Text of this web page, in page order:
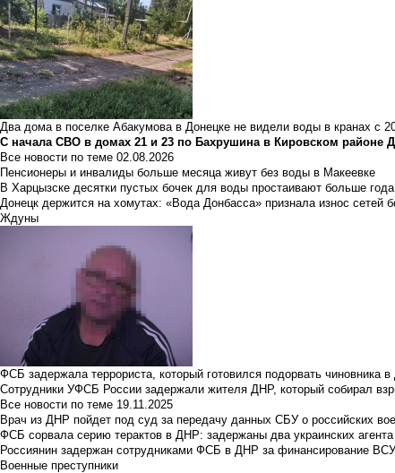
Два дома в поселке Абакумова в Донецке не видели воды в кранах с
С начала СВО в домах 21 и 23 по Бахрушина в Кировском районе
Все новости по теме 02.08.2026
Пенсионеры и инвалиды больше месяца живут без воды в Макеевке
В Харцызске десятки пустых бочек для воды простаивают больше года
Донецк держится на хомутах: «Вода Донбасса» признала износ сетей
Ждуны
ФСБ задержала террориста, который готовился подорвать чиновника
Сотрудники УФСБ России задержали жителя ДНР, который собирал
Все новости по теме 19.11.2025
Врач из ДНР пойдет под суд за передачу данных СБУ о российских
ФСБ сорвала серию терактов в ДНР: задержаны два украинских агента
Россиянин задержан сотрудниками ФСБ в ДНР за финансирование ВСУ
Военные преступники